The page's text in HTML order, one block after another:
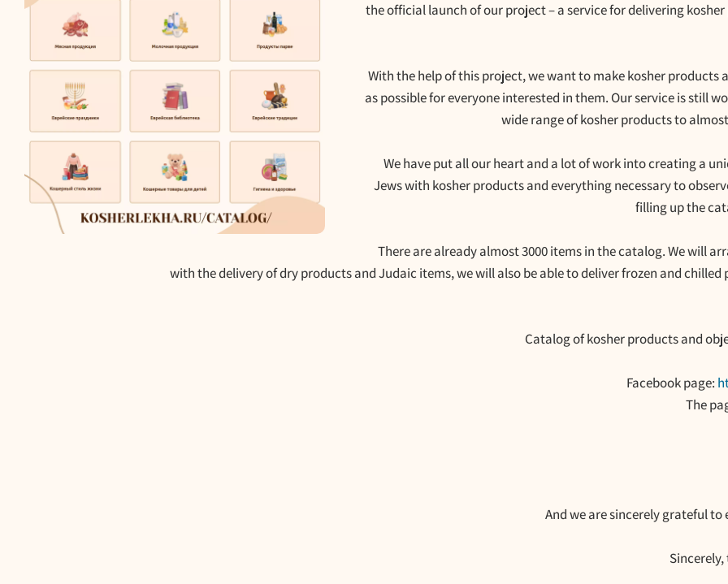
the official launch of our project – a service for delivering
With the help of this project, we want to make kosher products
as possible for everyone interested in them. Our service is still
wide range of kosher products to
We have put all our heart and a lot of work into creating a
Jews with kosher products and everything necessary to
filling up the
There are already almost 3000 items in the catalog. We will
with the delivery of dry products and Judaic items, we will also be able to deliver frozen and
Catalog of kosher products and
Facebook page:
The
And we are sincerely grateful